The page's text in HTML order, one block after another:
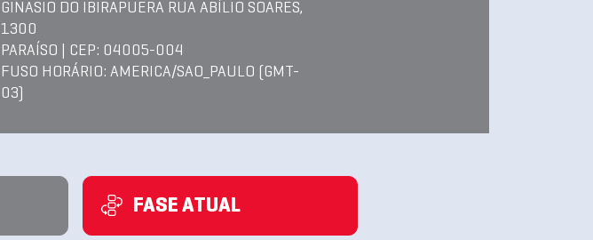
GINASIO DO IBIRAPUERA RUA ABÍLIO SOARES,
1300
PARAÍSO | CEP: 04005-004
FUSO HORÁRIO: AMERICA/SAO_PAULO (GMT-
03)
FASE ATUAL